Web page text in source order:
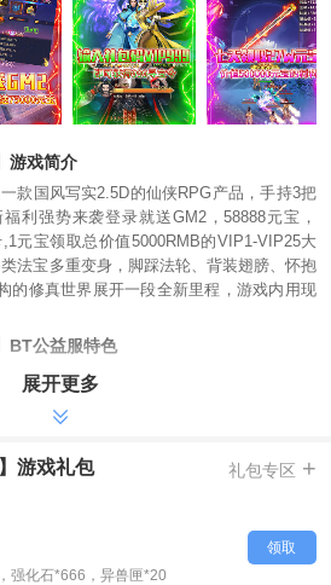
游戏简介
款国风写实2.5D的仙侠RPG产品，手持3把
利强势来袭登录就送GM2，58888元宝，
元宝领取总价值5000RMB的VIP1-VIP25大
法宝多重变身，脚踩法轮、背装翅膀、怀抱
的修真世界展开一段全新里程，游戏内用现
BT公益服特色
剑意1288888
包共赠送75000元宝
每天免费领取100000元宝
铜钱，肉身成圣
和其他价值500000元宝的材料
展开更多
游戏礼包 礼包专区 +
领取
强化石*666，异兽匣*20